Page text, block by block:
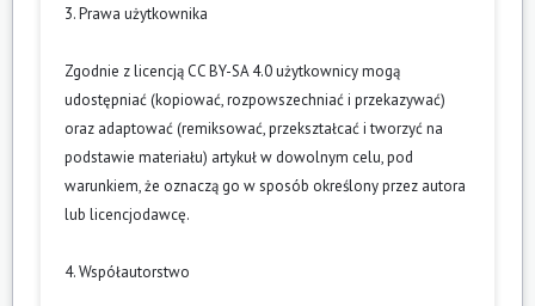
3. Prawa użytkownika
Zgodnie z licencją CC BY-SA 4.0 użytkownicy mogą
udostępniać (kopiować, rozpowszechniać i przekazywać)
oraz adaptować (remiksować, przekształcać i tworzyć na
podstawie materiału) artykuł w dowolnym celu, pod
warunkiem, że oznaczą go w sposób określony przez autora
lub licencjodawcę.
4. Współautorstwo